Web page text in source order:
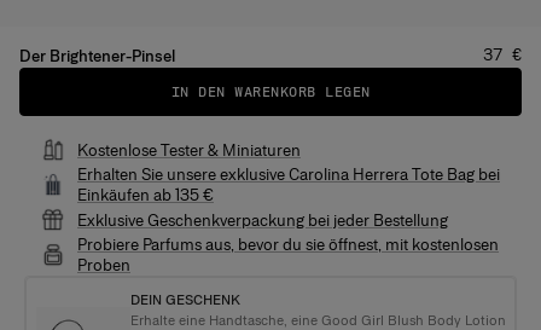
Der Brightener-Pinsel Preis
37 €
IN DEN WARENKORB LEGEN
Kostenlose Tester & Miniaturen
Erhalten Sie unsere exklusive Carolina Herrera Tote Bag bei
Einkäufen ab 135 €
Exklusive Geschenkverpackung bei jeder Bestellung
Probiere Parfums aus, bevor du sie öffnest, mit kostenlosen
Proben
DEIN GESCHENK
Erhalte eine Handtasche, eine Good Girl Blush Body Lotion